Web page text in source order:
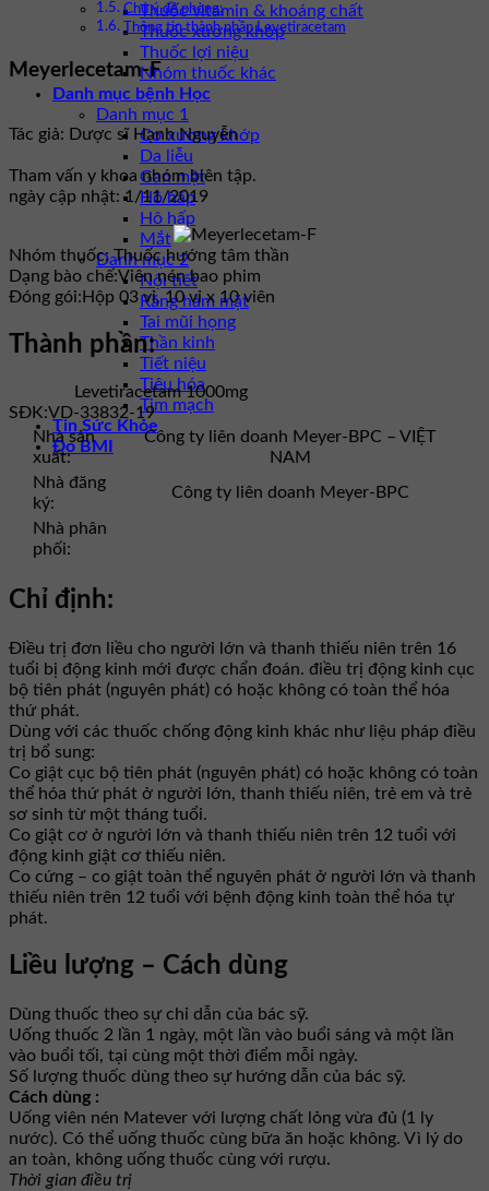
Thuốc vitamin & khoáng chất
Thuốc xương khớp
Thuốc lợi niệu
Nhóm thuốc khác
Danh mục bệnh Học
Danh mục 1
Cơ xương khớp
Da liễu
Gan mật
Hô hấp
Hô hấp
Mắt
Danh mục 2
Nội tiết
Răng hàm mặt
Tai mũi họng
Thần kinh
Tiết niệu
Tiêu hóa
Tim mạch
Tin Sức Khỏe
Đo BMI
Chú ý đề phòng:
Thông tin thành phần Levetiracetam
Meyerlecetam-F
Tác giả: Dược sĩ Hạnh Nguyễn
Tham vấn y khoa nhóm biên tập.
ngày cập nhật: 1/11/2019
Nhóm thuốc:Thuốc hướng tâm thần
Dạng bào chế:Viên nén bao phim
Đóng gói: Hộp 03 vỉ, 10 vỉ x 10 viên
Thành phần:
Levetiracetam 1000mg
SĐK:VD-33832-19
Nhà sản
xuất:
Công ty liên doanh Meyer-BPC – VIỆT
NAM
Nhà đăng
ký:
Công ty liên doanh Meyer-BPC
Nhà phân
phối:
Chỉ định:
Điều trị đơn liều cho người lớn và thanh thiếu niên trên 16
tuổi bị động kinh mới được chẩn đoán. điều trị động kinh cục
bộ tiên phát (nguyên phát) có hoặc không có toàn thể hóa
thứ phát.
Dùng với các thuốc chống động kinh khác như liệu pháp điều
trị bổ sung:
Co giật cục bộ tiên phát (nguyên phát) có hoặc không có toàn
thể hóa thứ phát ở người lớn, thanh thiếu niên, trẻ em và trẻ
sơ sinh từ một tháng tuổi.
Co giật cơ ở người lớn và thanh thiếu niên trên 12 tuổi với
động kinh giật cơ thiếu niên.
Co cứng – co giật toàn thể nguyên phát ở người lớn và thanh
thiếu niên trên 12 tuổi với bệnh động kinh toàn thể hóa tự
phát.
Liều lượng – Cách dùng
Dùng thuốc theo sự chỉ dẫn của bác sỹ.
Uống thuốc 2 lần 1 ngày, một lần vào buổi sáng và một lần
vào buổi tối, tại cùng một thời điểm mỗi ngày.
Số lượng thuốc dùng theo sự hướng dẫn của bác sỹ.
Cách dùng :
Uống viên nén Matever với lượng chất lỏng vừa đủ (1 ly
nước). Có thể uống thuốc cùng bữa ăn hoặc không. Vì lý do
an toàn, không uống thuốc cùng với rượu.
Thời gian điều trị